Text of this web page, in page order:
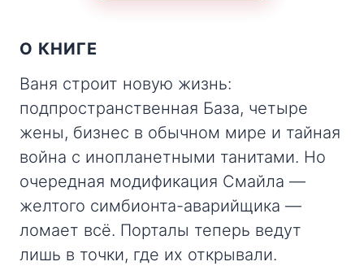
О КНИГЕ
Ваня строит новую жизнь:
подпространственная База, четыре
жены, бизнес в обычном мире и тайная
война с инопланетными танитами. Но
очередная модификация Смайла —
желтого симбионта-аварийщика —
ломает всё. Порталы теперь ведут
лишь в точки, где их открывали.